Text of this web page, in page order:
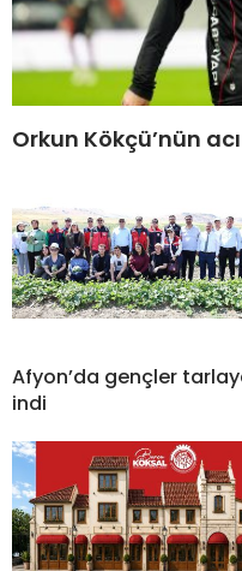
Orkun Kökçü’nün
Afyon’da gençler
indi